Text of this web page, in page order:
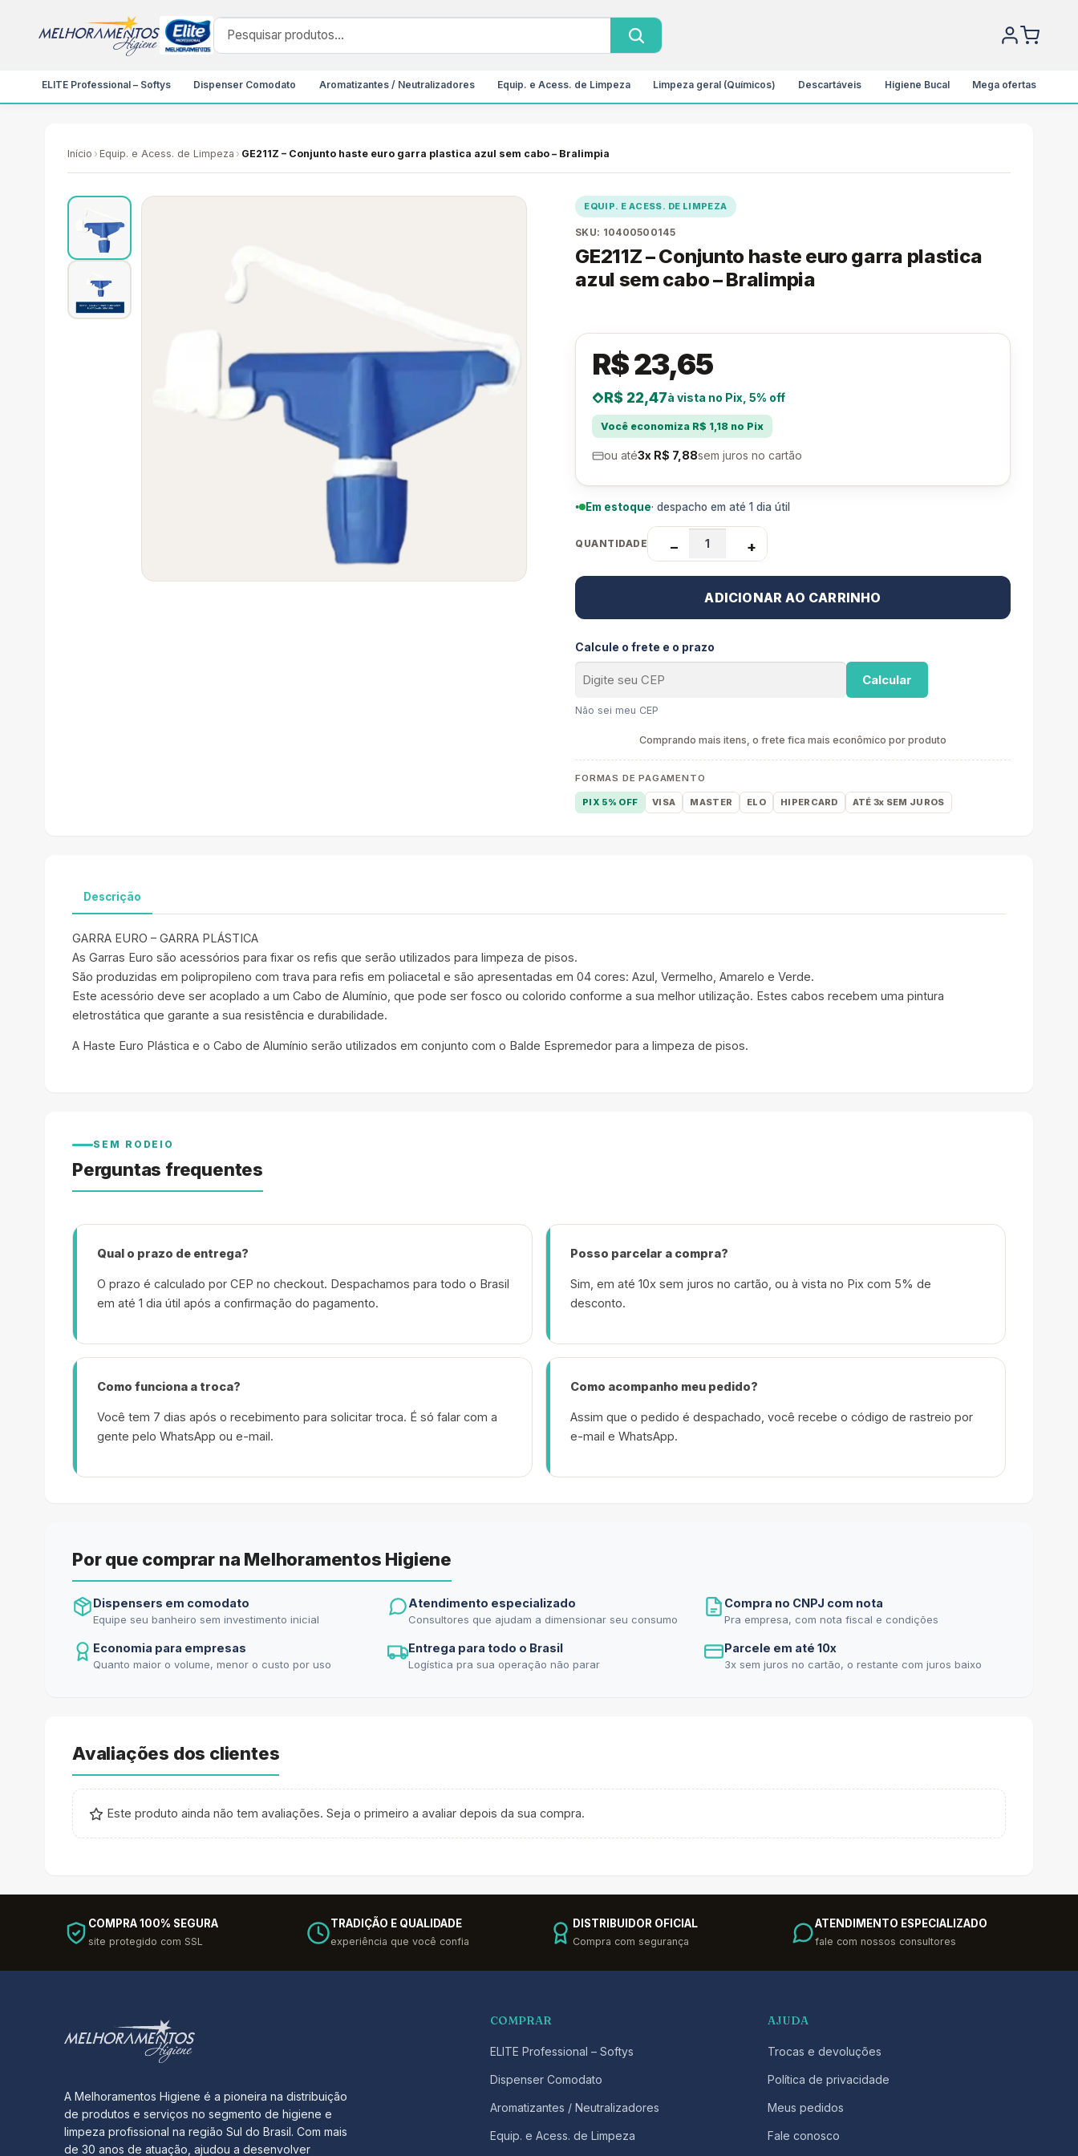
ELITE Professional – Softys Dispenser Comodato Aromatizantes / Neutralizadores Equip. e Acess. de Limpeza Limpeza geral (Químicos) Descartáveis Higiene Bucal Mega ofertas
Início › Equip. e Acess. de Limpeza › GE211Z – Conjunto haste euro garra plastica azul sem cabo – Bralimpia
EQUIP. E ACESS. DE LIMPEZA
SKU: 10400500145
GE211Z – Conjunto haste euro garra plastica
azul sem cabo – Bralimpia
R$ 23,65
R$ 22,47à vista no Pix, 5% off
Você economiza R$ 1,18 no Pix
ou até3x R$ 7,88sem juros no cartão
Em estoque· despacho em até 1 dia útil
QUANTIDADE − +
ADICIONAR AO CARRINHO
Calcule o frete e o prazo
Calcular
Não sei meu CEP
Comprando mais itens, o frete fica mais econômico por produto
FORMAS DE PAGAMENTO
PIX 5% OFF VISA MASTER ELO HIPERCARD ATÉ 3x SEM JUROS
Descrição
GARRA EURO – GARRA PLÁSTICA
As Garras Euro são acessórios para fixar os refis que serão utilizados para limpeza de pisos.
São produzidas em polipropileno com trava para refis em poliacetal e são apresentadas em 04 cores: Azul, Vermelho, Amarelo e Verde.
Este acessório deve ser acoplado a um Cabo de Alumínio, que pode ser fosco ou colorido conforme a sua melhor utilização. Estes cabos recebem uma pintura
eletrostática que garante a sua resistência e durabilidade.
A Haste Euro Plástica e o Cabo de Alumínio serão utilizados em conjunto com o Balde Espremedor para a limpeza de pisos.
SEM RODEIO
Perguntas frequentes
Qual o prazo de entrega?
O prazo é calculado por CEP no checkout. Despachamos para todo o Brasil
em até 1 dia útil após a confirmação do pagamento.
Posso parcelar a compra?
Sim, em até 10x sem juros no cartão, ou à vista no Pix com 5% de
desconto.
Como funciona a troca?
Você tem 7 dias após o recebimento para solicitar troca. É só falar com a
gente pelo WhatsApp ou e-mail.
Como acompanho meu pedido?
Assim que o pedido é despachado, você recebe o código de rastreio por
e-mail e WhatsApp.
Por que comprar na Melhoramentos Higiene
Dispensers em comodato
Equipe seu banheiro sem investimento inicial
Atendimento especializado
Consultores que ajudam a dimensionar seu consumo
Compra no CNPJ com nota
Pra empresa, com nota fiscal e condições
Economia para empresas
Quanto maior o volume, menor o custo por uso
Entrega para todo o Brasil
Logística pra sua operação não parar
Parcele em até 10x
3x sem juros no cartão, o restante com juros baixo
Avaliações dos clientes
Este produto ainda não tem avaliações. Seja o primeiro a avaliar depois da sua compra.
COMPRA 100% SEGURA
site protegido com SSL
TRADIÇÃO E QUALIDADE
experiência que você confia
DISTRIBUIDOR OFICIAL
Compra com segurança
ATENDIMENTO ESPECIALIZADO
fale com nossos consultores
A Melhoramentos Higiene é a pioneira na distribuição
de produtos e serviços no segmento de higiene e
limpeza profissional na região Sul do Brasil. Com mais
de 30 anos de atuação, ajudou a desenvolver
COMPRAR
ELITE Professional – Softys
Dispenser Comodato
Aromatizantes / Neutralizadores
Equip. e Acess. de Limpeza
AJUDA
Trocas e devoluções
Política de privacidade
Meus pedidos
Fale conosco